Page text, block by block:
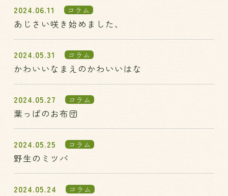
2024.06.11 コラム
あじさい咲き始めました、
2024.05.31 コラム
かわいいなまえのかわいいはな
2024.05.27 コラム
葉っぱのお布団
2024.05.25 コラム
野生のミツバ
2024.05.24 コラム